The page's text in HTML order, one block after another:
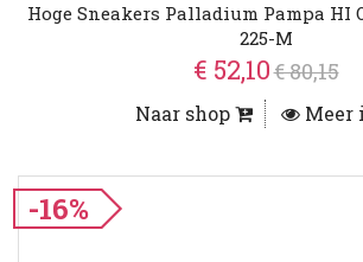
Hoge Sneakers Palladium Pampa HI
225-M
€ 52,10€ 80,15
Naar shop Meer
-16%